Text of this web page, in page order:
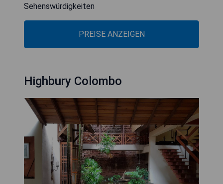
Sehenswürdigkeiten
PREISE ANZEIGEN
Highbury Colombo